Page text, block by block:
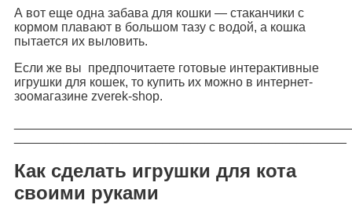
А вот еще одна забава для кошки — стаканчики с
кормом плавают в большом тазу с водой, а кошка
пытается их выловить.
Если же вы предпочитаете готовые интерактивные
игрушки для кошек, то купить их можно в интернет-
зоомагазине zverek-shop.
Как сделать игрушки для кота
своими руками